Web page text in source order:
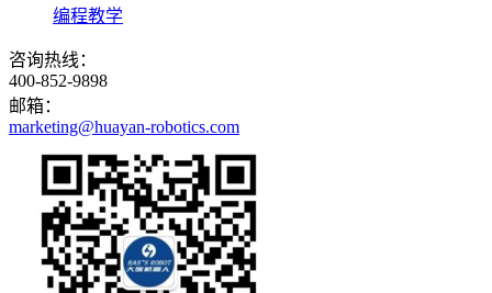
编程教学
咨询热线：
400-852-9898
邮箱：
marketing@huayan-robotics.com